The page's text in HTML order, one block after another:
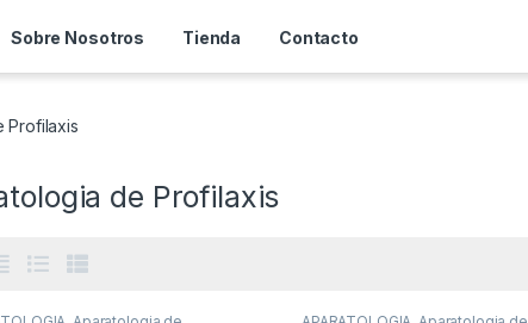
Sobre Nosotros Tienda Contacto
Profilaxis
de Profilaxis